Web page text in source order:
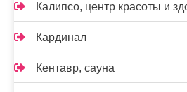
Калипсо, центр красоты и
Кардинал
Кентавр, сауна